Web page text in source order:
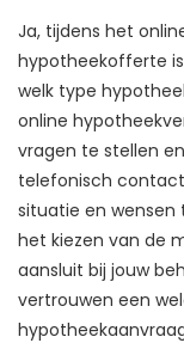
Ja, tijdens het
hypotheekofferte
welk type
online
vragen te stellen
telefonisch
situatie en wensen
het kiezen van de
aansluit bij jouw
vertrouwen een